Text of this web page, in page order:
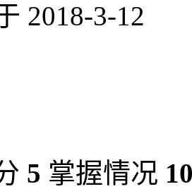
2018-3-12
5 掌握情况